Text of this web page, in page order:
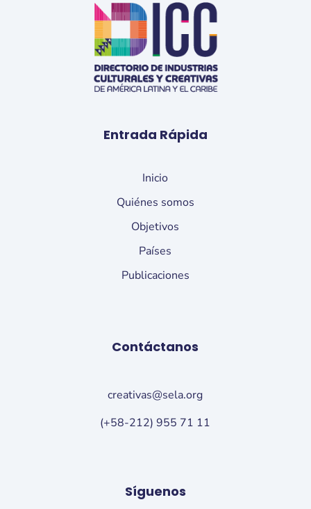
Entrada Rápida
Inicio
Quiénes somos
Objetivos
Países
Publicaciones
Contáctanos
creativas@sela.org
(+58-212) 955 71 11
Síguenos